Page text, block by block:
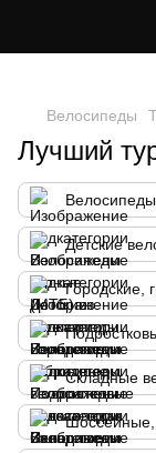
Велосипеды
Лучший
Детские
Городские,
Складные
Шоссейные,